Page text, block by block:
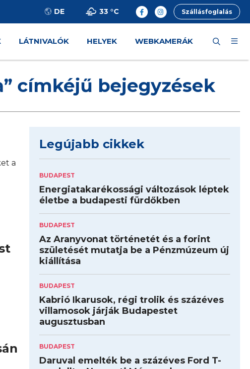
DE 33 °C Szállásfoglalás
LÁTNIVALÓK HELYEK WEBKAMERÁK
címkéjű bejegyzések
a
Legújabb cikkek
BUDAPEST
Energiatakarékossági változások léptek
életbe a budapesti fürdőkben
BUDAPEST
Az Aranyvonat történetét és a forint
születését mutatja be a Pénzmúzeum új
kiállítása
BUDAPEST
Kabrió Ikarusok, régi trolik és százéves
villamosok járják Budapestet
augusztusban
BUDAPEST
Daruval emelték be a százéves Ford T-